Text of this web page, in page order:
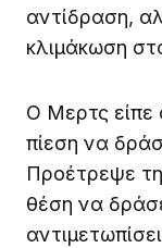
αντίδραση,
κλιμάκωση
Ο Μερτς είπε
πίεση να
Προέτρεψε
θέση να